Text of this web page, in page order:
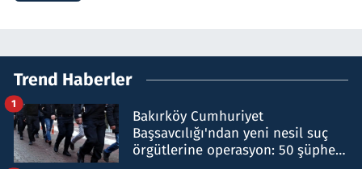
Trend Haberler
Bakırköy Cumhuriyet
Başsavcılığı'ndan yeni nesil suç
örgütlerine operasyon: 50 şüpheli
1